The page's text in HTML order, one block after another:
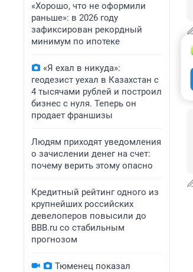
«Хорошо, что не оформили
раньше»: в 2026 году
зафиксирован рекордный
минимум по ипотеке
«Я ехал в никуда»:
геодезист уехал в Казахстан с
4 тысячами рублей и построил
бизнес с нуля. Теперь он
продает франшизы
Людям приходят уведомления
о зачислении денег на счет:
почему верить этому опасно
Кредитный рейтинг одного из
крупнейших российских
девелоперов повысили до
BBB.ru со стабильным
прогнозом
Тюменец показал